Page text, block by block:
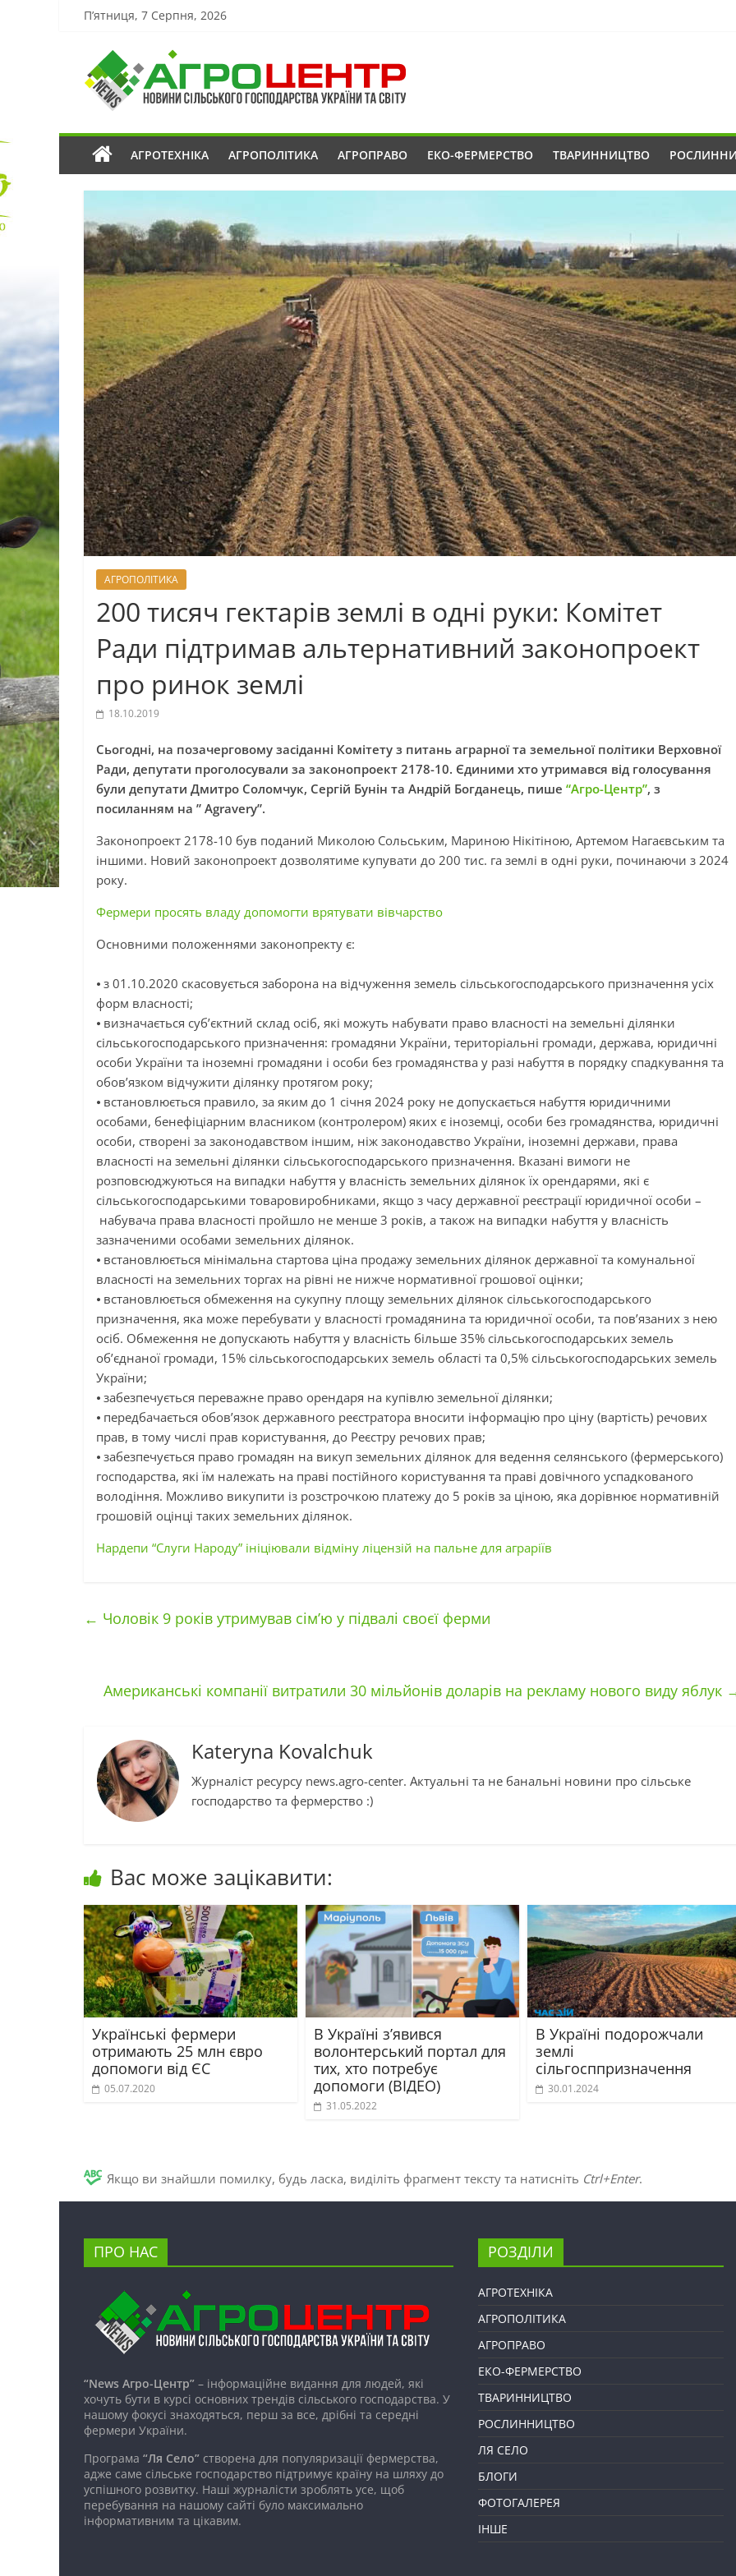
П’ятниця, 7 Серпня, 2026
АГРОТЕХНІКА АГРОПОЛІТИКА АГРОПРАВО ЕКО-ФЕРМЕРСТВО ТВАРИННИЦТВО
АГРОПОЛІТИКА
200 тисяч гектарів землі в одні руки: Комітет
Ради підтримав альтернативний законопроект
про ринок землі
18.10.2019
Сьогодні, на позачерговому засіданні Комітету з питань аграрної та земельної політики Верховної
Ради, депутати проголосували за законопроект 2178-10. Єдиними хто утримався від голосування
були депутати Дмитро Соломчук, Сергій Бунін та Андрій Богданець, пише “Агро-Центр”, з
посиланням на ” Аgravery”.
Законопроект 2178-10 був поданий Миколою Сольським, Мариною Нікітіною, Артемом Нагаєвським та
іншими. Новий законопроект дозволятиме купувати до 200 тис. га землі в одні руки, починаючи з 2024
року.
Фермери просять владу допомогти врятувати вівчарство
Основними положеннями законопректу є:
⦁ з 01.10.2020 скасовується заборона на відчуження земель сільськогосподарського призначення усіх
форм власності;
⦁ визначається суб’єктний склад осіб, які можуть набувати право власності на земельні ділянки
сільськогосподарського призначення: громадяни України, територіальні громади, держава, юридичні
особи України та іноземні громадяни і особи без громадянства у разі набуття в порядку спадкування та
обов’язком відчужити ділянку протягом року;
⦁ встановлюється правило, за яким до 1 січня 2024 року не допускається набуття юридичними
особами, бенефіціарним власником (контролером) яких є іноземці, особи без громадянства, юридичні
особи, створені за законодавством іншим, ніж законодавство України, іноземні держави, права
власності на земельні ділянки сільськогосподарського призначення. Вказані вимоги не
розповсюджуються на випадки набуття у власність земельних ділянок їх орендарями, які є
сільськогосподарськими товаровиробниками, якщо з часу державної реєстрації юридичної особи –
набувача права власності пройшло не менше 3 років, а також на випадки набуття у власність
зазначеними особами земельних ділянок.
⦁ встановлюється мінімальна стартова ціна продажу земельних ділянок державної та комунальної
власності на земельних торгах на рівні не нижче нормативної грошової оцінки;
⦁ встановлюється обмеження на сукупну площу земельних ділянок сільськогосподарського
призначення, яка може перебувати у власності громадянина та юридичної особи, та пов’язаних з нею
осіб. Обмеження не допускають набуття у власність більше 35% сільськогосподарських земель
об’єднаної громади, 15% сільськогосподарських земель області та 0,5% сільськогосподарських земель
України;
⦁ забезпечується переважне право орендаря на купівлю земельної ділянки;
⦁ передбачається обов’язок державного реєстратора вносити інформацію про ціну (вартість) речових
прав, в тому числі прав користування, до Реєстру речових прав;
⦁ забезпечується право громадян на викуп земельних ділянок для ведення селянського (фермерського)
господарства, які їм належать на праві постійного користування та праві довічного успадкованого
володіння. Можливо викупити із розстрочкою платежу до 5 років за ціною, яка дорівнює нормативній
грошовій оцінці таких земельних ділянок.
Нардепи “Слуги Народу” ініціювали відміну ліцензій на пальне для аграріїв
← Чоловік 9 років утримував сім’ю у підвалі своєї ферми
Американські компанії витратили 30 мільйонів доларів на рекламу нового виду яблук
Kateryna Kovalchuk
Журналіст ресурсу news.agro-center. Актуальні та не банальні новини про сільське
господарство та фермерство :)
Вас може зацікавити:
Українські фермери
отримають 25 млн євро
допомоги від ЄС
05.07.2020
В Україні з’явився
волонтерський портал для
тих, хто потребує
допомоги (ВІДЕО)
31.05.2022
В Україні подорожчали
землі
сільгосппризначення
30.01.2024
Якщо ви знайшли помилку, будь ласка, виділіть фрагмент тексту та натисніть Ctrl+Enter.
ПРО НАС
“News Агро-Центр” – інформаційне видання для людей, які
хочуть бути в курсі основних трендів сільського господарства. У
нашому фокусі знаходяться, перш за все, дрібні та середні
фермери України.
Програма “Ля Село” створена для популяризації фермерства,
адже саме сільське господарство підтримує країну на шляху до
успішного розвитку. Наші журналісти зроблять усе, щоб
перебування на нашому сайті було максимально
інформативним та цікавим.
РОЗДІЛИ
АГРОТЕХНІКА
АГРОПОЛІТИКА
АГРОПРАВО
ЕКО-ФЕРМЕРСТВО
ТВАРИННИЦТВО
РОСЛИННИЦТВО
ЛЯ СЕЛО
БЛОГИ
ФОТОГАЛЕРЕЯ
ІНШЕ